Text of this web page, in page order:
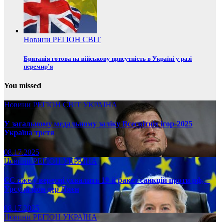
Новини РЕГІОН СВІТ
Британія готова на військову присутність в Україні у разі
перемир’я
You missed
Новини РЕГІОНСВІТ УКРАЇНА
У загальному медальному заліку Всесвітніх ігор-2025
Україна третя
08.17.2025
НовиниРЕГІОН УКРАЇНА
ЄС вже у вересні ухвалить 19-й ракет санкцій проти рф, –
Урсула фон дер Ляєн
08.17.2025
Новини РЕГІОН УКРАЇНА